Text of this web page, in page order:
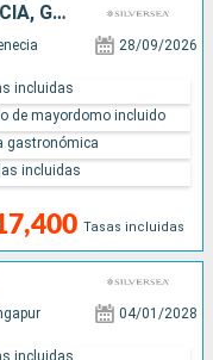
ESLOVENIA, MONTENEGRO, CROACIA, GRECIA, ITALIA
28/09/2026
Tasas incluidas
incluidas
de mayordomo incluido
gastronómica
incluidas
04/01/2028
incluidas